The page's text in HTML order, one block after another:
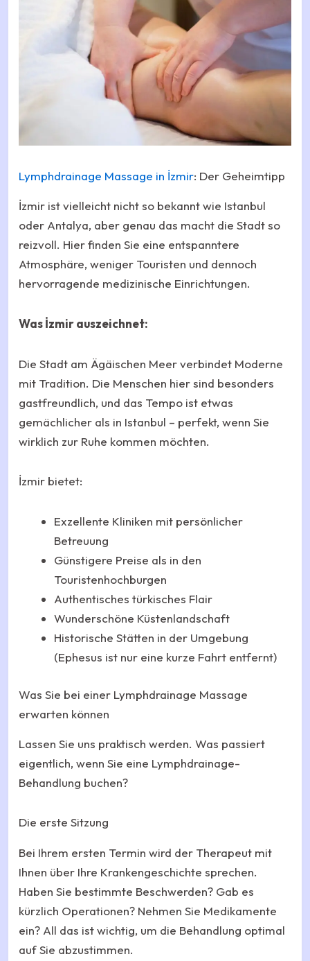
Lymphdrainage Massage in İzmir: Der Geheimtipp
İzmir ist vielleicht nicht so bekannt wie Istanbul
oder Antalya, aber genau das macht die Stadt so
reizvoll. Hier finden Sie eine entspanntere
Atmosphäre, weniger Touristen und dennoch
hervorragende medizinische Einrichtungen.
Was İzmir auszeichnet:
Die Stadt am Ägäischen Meer verbindet Moderne
mit Tradition. Die Menschen hier sind besonders
gastfreundlich, und das Tempo ist etwas
gemächlicher als in Istanbul – perfekt, wenn Sie
wirklich zur Ruhe kommen möchten.
İzmir bietet:
Exzellente Kliniken mit persönlicher
Betreuung
Günstigere Preise als in den
Touristenhochburgen
Authentisches türkisches Flair
Wunderschöne Küstenlandschaft
Historische Stätten in der Umgebung
(Ephesus ist nur eine kurze Fahrt entfernt)
Was Sie bei einer Lymphdrainage Massage
erwarten können
Lassen Sie uns praktisch werden. Was passiert
eigentlich, wenn Sie eine Lymphdrainage-
Behandlung buchen?
Die erste Sitzung
Bei Ihrem ersten Termin wird der Therapeut mit
Ihnen über Ihre Krankengeschichte sprechen.
Haben Sie bestimmte Beschwerden? Gab es
kürzlich Operationen? Nehmen Sie Medikamente
ein? All das ist wichtig, um die Behandlung optimal
auf Sie abzustimmen.